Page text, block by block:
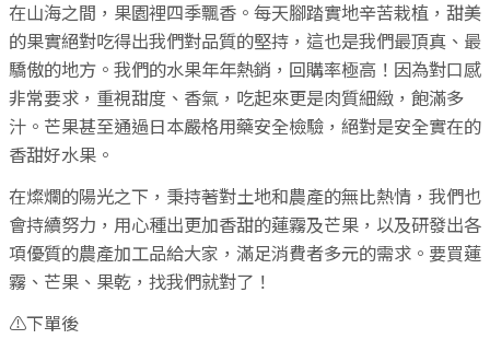
在山海之間，果園裡四季飄香。每天腳踏實地辛苦栽植，甜美
的果實絕對吃得出我們對品質的堅持，這也是我們最頂真、最
驕傲的地方。我們的水果年年熱銷，回購率極高！因為對口感
非常要求，重視甜度、香氣，吃起來更是肉質細緻，飽滿多
汁。芒果甚至通過日本嚴格用藥安全檢驗，絕對是安全實在的
香甜好水果。
在燦爛的陽光之下，秉持著對土地和農產的無比熱情，我們也
會持續努力，用心種出更加香甜的蓮霧及芒果，以及研發出各
項優質的農產加工品給大家，滿足消費者多元的需求。要買蓮
霧、芒果、果乾，找我們就對了！
⚠️下單後